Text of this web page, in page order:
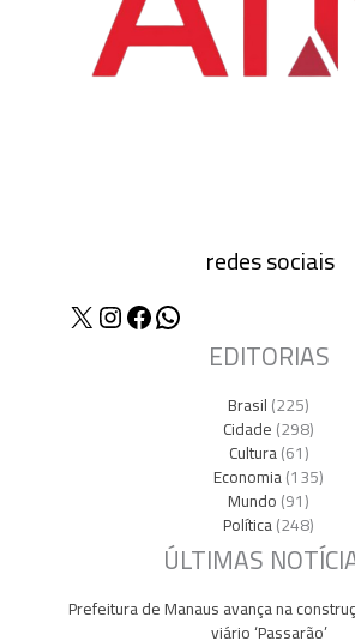
redes sociais
X Instagram
Facebook
WhatsApp
EDITORIAS
Brasil(225)
Cidade(298)
Cultura(61)
Economia(135)
Mundo(91)
Política(248)
ÚLTIMAS
Prefeitura de Manaus avança na
viário ‘Passarão’